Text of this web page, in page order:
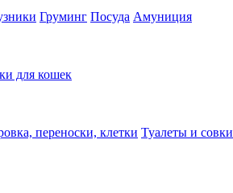
Груминг Посуда Амуниция
для кошек
переноски, клетки Туалеты и совки